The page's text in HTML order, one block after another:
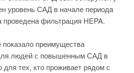
уровень САД в начале периода
фильтрация HEPA.
преимущества
людей с повышенным САД в
тех, кто проживает рядом с